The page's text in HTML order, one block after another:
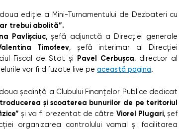
ediție a Mini-Turnamentului de Dezbateri cu
trebui abolită”.
Pavlișciuc, șefă adjunctă a Direcției generale
Timofeev, șefă interimar al Direcției
Fiscal de Stat și Pavel Cerbușca, director al
vor fi difuzate live peaceastă pagina.
ședință a Clubului Finanțelor Publice dedicat
și scoaterea bunurilor de pe teritoriul
și va fi prezentat de către Viorel Plugari, șef
organizarea controlului vamal și facilitarea